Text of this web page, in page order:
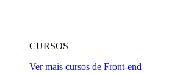
CURSOS
Ver mais cursos de Front-end